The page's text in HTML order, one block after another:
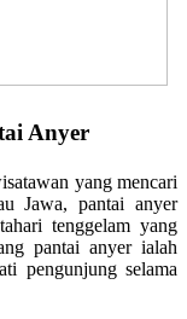
Anyer
yang mencari
Jawa, pantai anyer
tenggelam yang
pantai anyer ialah
pengunjung selama